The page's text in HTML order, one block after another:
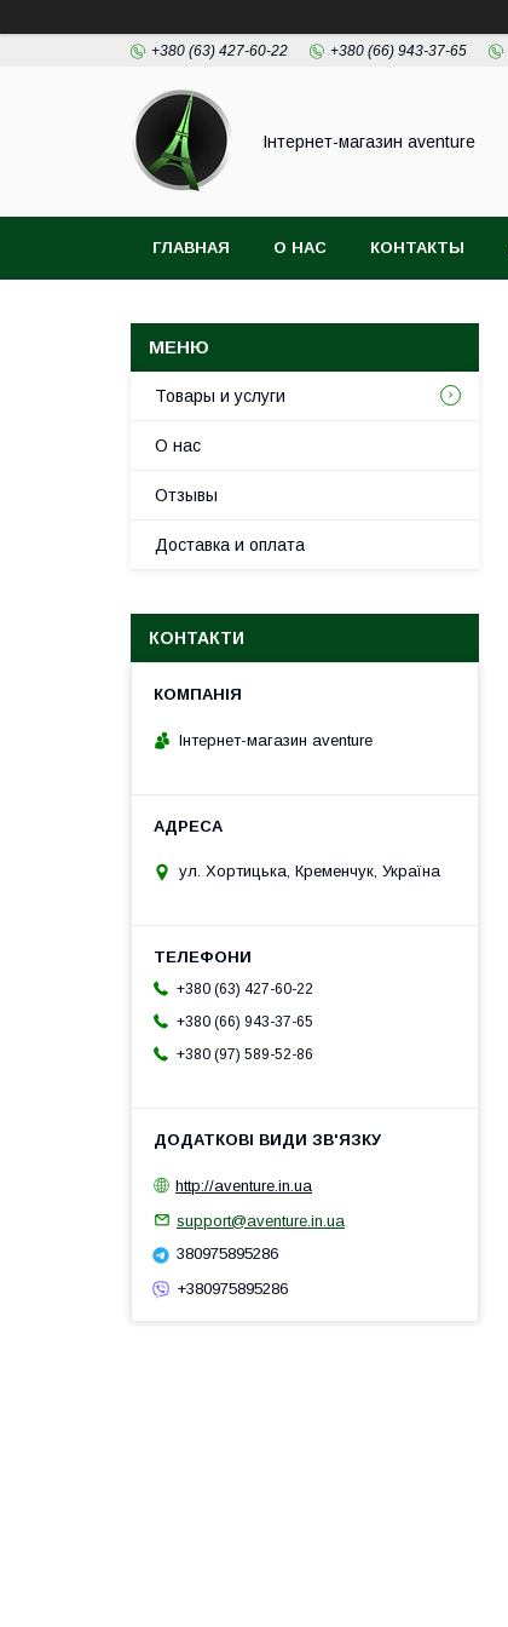
+380 (63) 427-60-22 +380 (66) 943-37-65
Інтернет-магазин aventure
ГЛАВНАЯ О НАС КОНТАКТЫ
Товары и услуги
О нас
Отзывы
Доставка и оплата
КОНТАКТИ
Інтернет-магазин aventure
ул. Хортицька, Кременчук, Україна
+380 (63) 427-60-22
+380 (66) 943-37-65
+380 (97) 589-52-86
http://aventure.in.ua
support@aventure.in.ua
380975895286
+380975895286